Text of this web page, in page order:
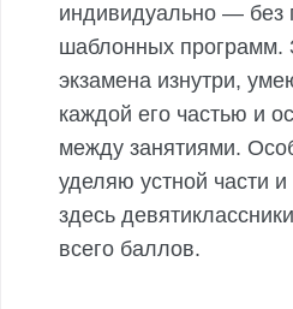
индивидуально — без
шаблонных
экзамена изнутри,
каждой его частью и
между занятиями.
уделяю устной части
здесь
всего баллов.